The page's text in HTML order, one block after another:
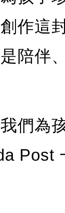
作這
陪伴
們為
Post